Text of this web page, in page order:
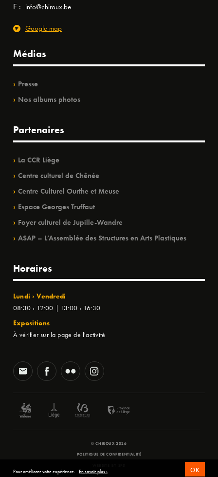
E : info@chiroux.be
Google map
Médias
Presse
Nos albums photos
Partenaires
La CCR Liège
Centre culturel de Chênée
Centre Culturel Ourthe et Meuse
Espace Georges Truffaut
Foyer culturel de Jupille-Wandre
ASAP – L’Assemblée des Structures en Arts Plastiques
Horaires
Lundi › Vendredi
08:30 › 12:00 | 13:00 › 16:30
Expositions
À vérifier sur la page de l'activité
© CHIROUX 2026
POLITIQUE DE CONFIDENTIALITÉ
Pour améliorer votre expérience. En savoir plus › OK